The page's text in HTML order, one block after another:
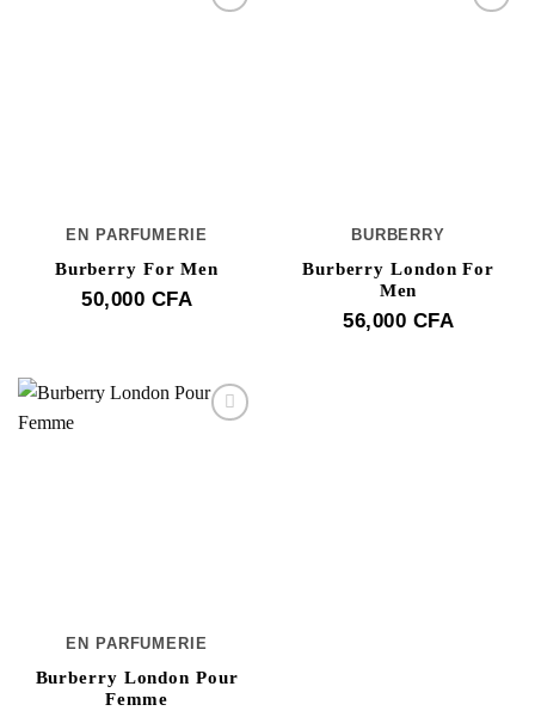
EN PARFUMERIE
Burberry For Men
50,000 CFA
BURBERRY
Burberry London For
Men
56,000 CFA
EN PARFUMERIE
Burberry London Pour
Femme